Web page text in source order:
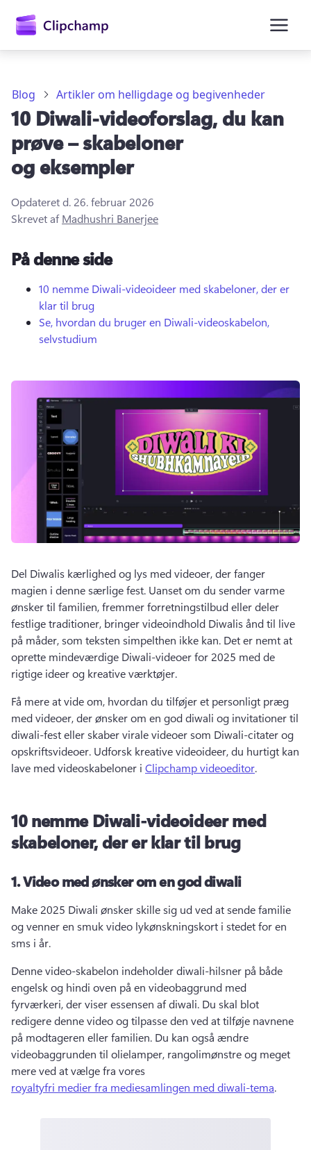
Log på
Blog Artikler om helligdage og begivenheder
10 Diwali-videoforslag, du kan
prøve – skabeloner
og eksempler
Opdateret d. 26. februar 2026
Skrevet afMadhushri Banerjee
På denne side
10 nemme Diwali-videoideer med skabeloner, der er
klar til brug
Se, hvordan du bruger en Diwali-videoskabelon,
selvstudium
Del Diwalis kærlighed og lys med videoer, der fanger
magien i denne særlige fest. Uanset om du sender varme
ønsker til familien, fremmer forretningstilbud eller deler
festlige traditioner, bringer videoindhold Diwalis ånd til live
på måder, som teksten simpelthen ikke kan. Det er nemt at
oprette mindeværdige Diwali-videoer for 2025 med de
rigtige ideer og kreative værktøjer.
Få mere at vide om, hvordan du tilføjer et personligt præg
med videoer, der ønsker om en god diwali og invitationer til
diwali-fest eller skaber virale videoer som Diwali-citater og
opskriftsvideoer. Udforsk kreative videoideer, du hurtigt kan
lave med videoskabeloner i Clipchamp videoeditor.
10 nemme Diwali-videoideer med
skabeloner, der er klar til brug
1.Video med ønsker om en god diwali
Make 2025 Diwali ønsker skille sig ud ved at sende familie
og venner en smuk video lykønskningskort i stedet for en
sms i år.
Denne video-skabelon indeholder diwali-hilsner på både
engelsk og hindi oven på en videobaggrund med
fyrværkeri, der viser essensen af diwali. Du skal blot
redigere denne video og tilpasse den ved at tilføje navnene
på modtageren eller familien. Du kan også ændre
videobaggrunden til olielamper, rangolimønstre og meget
mere ved at vælge fra vores
royaltyfri medier fra mediesamlingen med diwali-tema.